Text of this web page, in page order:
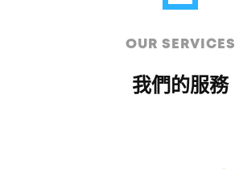
OUR SERVICES
我們的服務